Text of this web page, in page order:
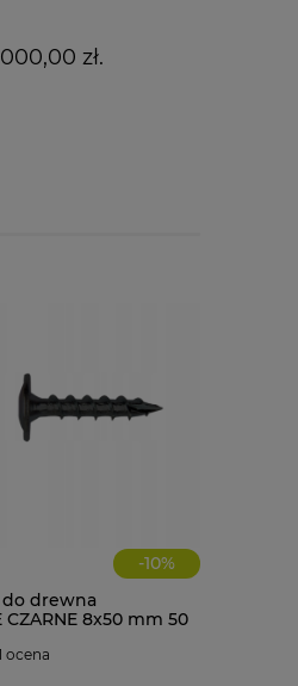
zł.
-10%
drewna
CZARNE 8x50 mm 50
ocena